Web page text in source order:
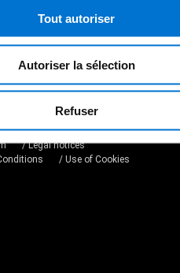
Tout autoriser
Autoriser la sélection
Refuser
/ Legal notices
/ Use of Cookies